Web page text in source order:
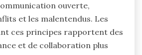
ouverte,
et les malentendus. Les
ces principes rapportent des
et de collaboration plus